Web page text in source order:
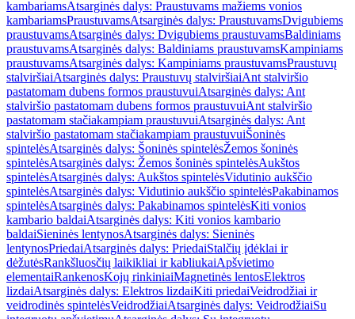
kambariamsAtsarginės dalys: Praustuvams mažiems vonios
kambariamsPraustuvamsAtsarginės dalys: PraustuvamsDvigubiems
praustuvamsAtsarginės dalys: Dvigubiems praustuvamsBaldiniams
praustuvamsAtsarginės dalys: Baldiniams praustuvamsKampiniams
praustuvamsAtsarginės dalys: Kampiniams praustuvamsPraustuvų
stalviršiaiAtsarginės dalys: Praustuvų stalviršiaiAnt stalviršio
pastatomam dubens formos praustuvuiAtsarginės dalys: Ant
stalviršio pastatomam dubens formos praustuvuiAnt stalviršio
pastatomam stačiakampiam praustuvuiAtsarginės dalys: Ant
stalviršio pastatomam stačiakampiam praustuvuiŠoninės
spintelėsAtsarginės dalys: Šoninės spintelėsŽemos šoninės
spintelėsAtsarginės dalys: Žemos šoninės spintelėsAukštos
spintelėsAtsarginės dalys: Aukštos spintelėsVidutinio aukščio
spintelėsAtsarginės dalys: Vidutinio aukščio spintelėsPakabinamos
spintelėsAtsarginės dalys: Pakabinamos spintelėsKiti vonios
kambario baldaiAtsarginės dalys: Kiti vonios kambario
baldaiSieninės lentynosAtsarginės dalys: Sieninės
lentynosPriedaiAtsarginės dalys: PriedaiStalčių įdėklai ir
dėžutėsRankšluosčių laikikliai ir kabliukaiApšvietimo
elementaiRankenosKojų rinkiniaiMagnetinės lentosElektros
lizdaiAtsarginės dalys: Elektros lizdaiKiti priedaiVeidrodžiai ir
veidrodinės spintelėsVeidrodžiaiAtsarginės dalys: VeidrodžiaiSu